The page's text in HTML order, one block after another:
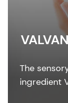
The
ingredient
anti-